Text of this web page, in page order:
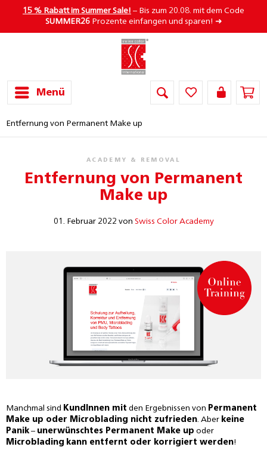
15 % Rabatt im Summer Sale! – Bis zum 20.08. mit dem Code
SUMMER26Prozente einfangen und sparen! ➜
Menü
Entfernung von Permanent Make up
ACADEMY & REMOVAL
Entfernung von Permanent
Make up
01. Februar 2022 von Swiss Color Academy
Manchmal sind KundInnen mit den Ergebnissen von Permanent
Make up oder Microblading nicht zufrieden. Aber keine
Panik– unerwünschtes Permanent Make up oder
Microblading kann entfernt oder korrigiert werden!